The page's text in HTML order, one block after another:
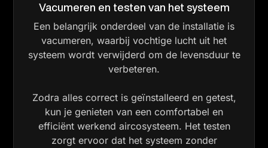
Vacumeren en testen van het systeem
Een belangrijk onderdeel van de installatie is
vacumeren, waarbij vochtige lucht uit het
systeem wordt verwijderd om de levensduur te
verbeteren.
Zodra alles correct is geïnstalleerd en getest,
kun je genieten van een comfortabel en
efficiënt werkend aircosysteem. Het testen
zorgt ervoor dat het systeem zonder